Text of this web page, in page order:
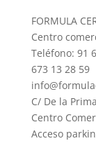
FORMULA
Centro
Teléfono: 91
673 13 28 59
C/ De la
Centro
Acceso